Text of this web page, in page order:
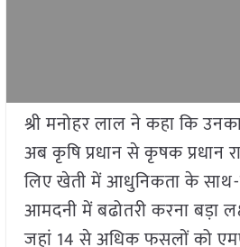
श्री मनोहर लाल ने कहा कि
अब कृषि प्रधान से कृषक प्रधान
लिए खेती में आधुनिकता के साथ-
आमदनी में बढोतरी करना बड़ा
जहां 14 से अधिक फसलों को